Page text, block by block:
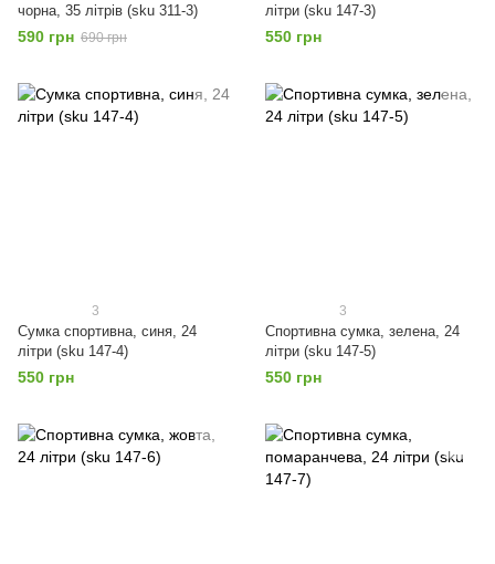
чорна, 35 літрів (sku 311-3)
590 грн 690 грн
літри (sku 147-3)
550 грн
3
Сумка спортивна, синя, 24
літри (sku 147-4)
550 грн
3
Спортивна сумка, зелена, 24
літри (sku 147-5)
550 грн